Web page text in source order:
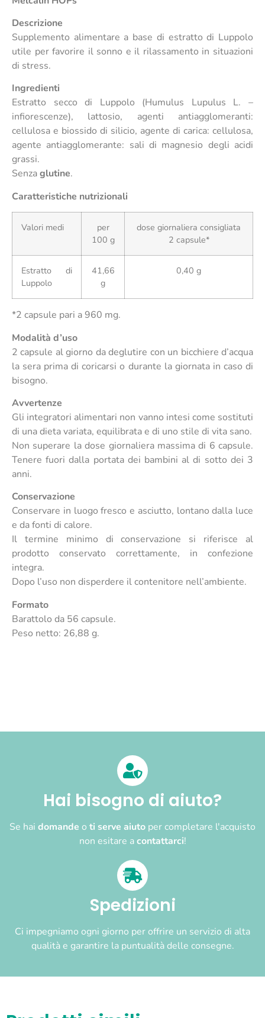
Descrizione
Supplemento alimentare a base di estratto di Luppolo
utile per favorire il sonno e il rilassamento in situazioni
di stress.
Ingredienti
Estratto secco di Luppolo (Humulus Lupulus L. –
infiorescenze), lattosio, agenti antiagglomeranti:
cellulosa e biossido di silicio, agente di carica: cellulosa,
agente antiagglomerante: sali di magnesio degli acidi
grassi.
Senzaglutine.
Caratteristiche nutrizionali
Valori medi
per
100 g
dose giornaliera consigliata
2 capsule*
Estratto di
Luppolo
41,66
g
0,40 g
*2 capsule pari a 960 mg.
Modalità d’uso
2 capsule al giorno da deglutire con un bicchiere d’acqua
la sera prima di coricarsi o durante la giornata in caso di
bisogno.
Avvertenze
Gli integratori alimentari non vanno intesi come sostituti
di una dieta variata, equilibrata e di uno stile di vita sano.
Non superare la dose giornaliera massima di 6 capsule.
Tenere fuori dalla portata dei bambini al di sotto dei 3
anni.
Conservazione
Conservare in luogo fresco e asciutto, lontano dalla luce
e da fonti di calore.
Il termine minimo di conservazione si riferisce al
prodotto conservato correttamente, in confezione
integra.
Dopo l’uso non disperdere il contenitore nell’ambiente.
Formato
Barattolo da 56 capsule.
Peso netto: 26,88 g.
Hai bisogno di aiuto?
Se hai domande o ti serve aiuto per completare l'acquisto
non esitare acontattarci!
Spedizioni
Ci impegniamo ogni giorno per offrire un servizio di alta
qualità e garantire la puntualità delle consegne.